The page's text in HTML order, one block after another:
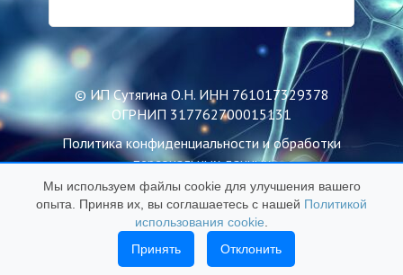
© ИП Сутягина О.Н. ИНН 761017329378
ОГРНИП 317762700015131
Политика конфиденциальности и обработки
персональных данных
Пользовательское соглашение
Публичная оферта
Политика использования файлов Cookie
Мы используем файлы cookie для улучшения вашего
опыта. Приняв их, вы соглашаетесь с нашей Политикой
использования cookie
Принять
Отклонить